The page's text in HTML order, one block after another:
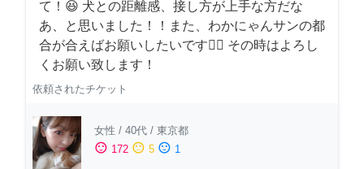
て！😆 犬との距離感、接し方が上手な方だな
あ、と思いました！！また、わかにゃんサンの都
合が合えばお願いしたいです🙇‍♂️ その時はよろし
くお願い致します！
依頼されたチケット
女性 / 40代 / 東京都
sentiment_satisfied 172 sentiment_neutral 5 sentiment_dissatisfied 1